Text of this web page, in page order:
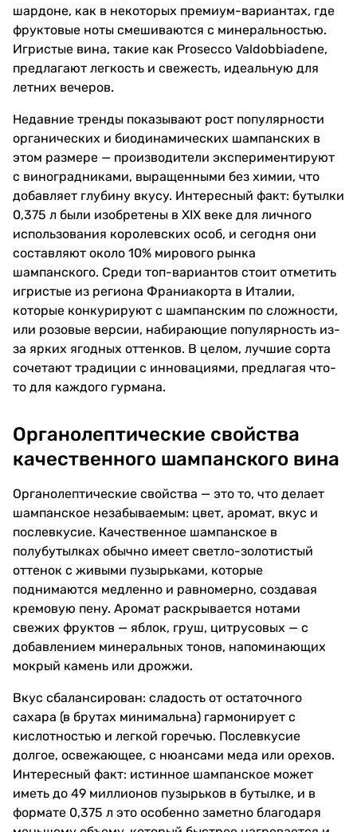
шардоне, как в некоторых премиум-вариантах, где
фруктовые ноты смешиваются с минеральностью.
Игристые вина, такие как Prosecco Valdobbiadene,
предлагают легкость и свежесть, идеальную для
летних вечеров.
Недавние тренды показывают рост популярности
органических и биодинамических шампанских в
этом размере — производители экспериментируют
с виноградниками, выращенными без химии, что
добавляет глубину вкусу. Интересный факт: бутылки
0,375 л были изобретены в XIX веке для личного
использования королевских особ, и сегодня они
составляют около 10% мирового рынка
шампанского. Среди топ-вариантов стоит отметить
игристые из региона Франиакорта в Италии,
которые конкурируют с шампанским по сложности,
или розовые версии, набирающие популярность из-
за ярких ягодных оттенков. В целом, лучшие сорта
сочетают традиции с инновациями, предлагая что-
то для каждого гурмана.
Органолептические свойства
качественного шампанского вина
Органолептические свойства — это то, что делает
шампанское незабываемым: цвет, аромат, вкус и
послевкусие. Качественное шампанское в
полубутылках обычно имеет светло-золотистый
оттенок с живыми пузырьками, которые
поднимаются медленно и равномерно, создавая
кремовую пену. Аромат раскрывается нотами
свежих фруктов — яблок, груш, цитрусовых — с
добавлением минеральных тонов, напоминающих
мокрый камень или дрожжи.
Вкус сбалансирован: сладость от остаточного
сахара (в брутах минимальна) гармонирует с
кислотностью и легкой горечью. Послевкусие
долгое, освежающее, с нюансами меда или орехов.
Интересный факт: истинное шампанское может
иметь до 49 миллионов пузырьков в бутылке, и в
формате 0,375 л это особенно заметно благодаря